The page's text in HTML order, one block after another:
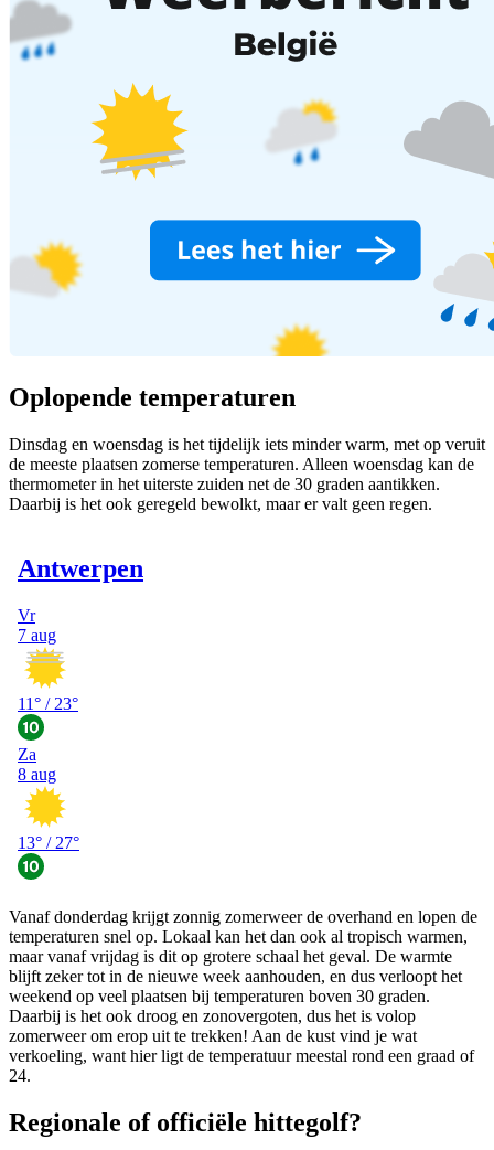
Oplopende temperaturen
Dinsdag en woensdag is het tijdelijk iets minder warm, met op veruit
de meeste plaatsen zomerse temperaturen. Alleen woensdag kan de
thermometer in het uiterste zuiden net de 30 graden aantikken.
Daarbij is het ook geregeld bewolkt, maar er valt geen regen.
Vanaf donderdag krijgt zonnig zomerweer de overhand en lopen de
temperaturen snel op. Lokaal kan het dan ook al tropisch warmen,
maar vanaf vrijdag is dit op grotere schaal het geval. De warmte
blijft zeker tot in de nieuwe week aanhouden, en dus verloopt het
weekend op veel plaatsen bij temperaturen boven 30 graden.
Daarbij is het ook droog en zonovergoten, dus het is volop
zomerweer om erop uit te trekken! Aan de kust vind je wat
verkoeling, want hier ligt de temperatuur meestal rond een graad of
24.
Regionale of officiële hittegolf?